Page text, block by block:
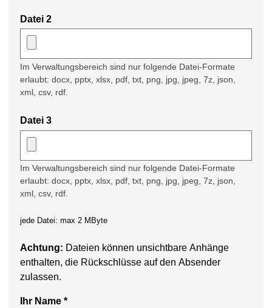
Datei 2
Im Verwaltungsbereich sind nur folgende Datei-Formate
erlaubt: docx, pptx, xlsx, pdf, txt, png, jpg, jpeg, 7z, json,
xml, csv, rdf.
Datei 3
Im Verwaltungsbereich sind nur folgende Datei-Formate
erlaubt: docx, pptx, xlsx, pdf, txt, png, jpg, jpeg, 7z, json,
xml, csv, rdf.
jede Datei: max 2 MByte
Achtung: Dateien können unsichtbare Anhänge
enthalten, die Rückschlüsse auf den Absender
zulassen.
Ihr Name *